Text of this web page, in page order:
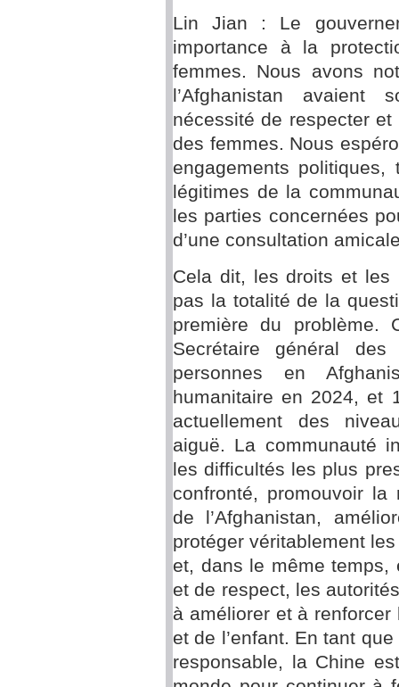
Lin Jian : Le
importance à la
femmes. Nous avons
l’Afghanistan avaient
nécessité de respecter
des femmes. Nous
engagements
légitimes de la
les parties concernées
d’une consultation
Cela dit, les droits et les
pas la totalité de la
première du problème.
Secrétaire général
personnes en
humanitaire en 2024, et
actuellement des
aiguë. La communauté
les difficultés les plus
confronté, promouvoir la
de l’Afghanistan,
protéger véritablement
et, dans le même temps,
et de respect, les
à améliorer et à
et de l’enfant. En tant
responsable, la Chine